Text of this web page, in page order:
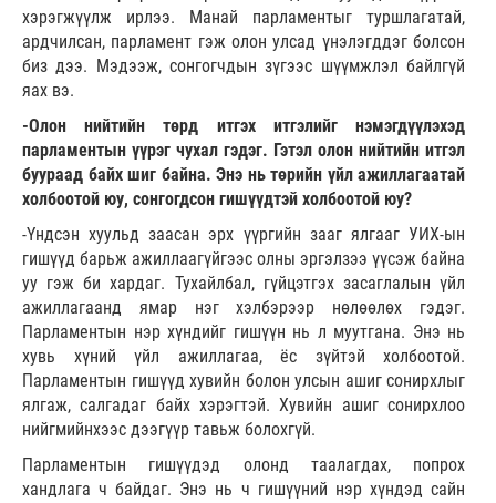
хэрэгжүүлж ирлээ. Манай парламентыг туршлагатай,
ардчилсан, парламент гэж олон улсад үнэлэгддэг болсон
биз дээ. Мэдээж, сонгогчдын зүгээс шүүмжлэл байлгүй
яах вэ.
-Олон нийтийн төрд итгэх итгэлийг нэмэгдүүлэхэд
парламентын үүрэг чухал гэдэг. Гэтэл олон нийтийн итгэл
буураад байх шиг байна. Энэ нь төрийн үйл ажиллагаатай
холбоотой юу, сонгогдсон гишүүдтэй холбоотой юу?
-Үндсэн хуульд заасан эрх үүргийн зааг ялгааг УИХ-ын
гишүүд барьж ажиллаагүйгээс олны эргэлзээ үүсэж байна
уу гэж би хардаг. Тухайлбал, гүйцэтгэх засаглалын үйл
ажиллагаанд ямар нэг хэлбэрээр нөлөөлөх гэдэг.
Парламентын нэр хүндийг гишүүн нь л муутгана. Энэ нь
хувь хүний үйл ажиллагаа, ёс зүйтэй холбоотой.
Парламентын гишүүд хувийн болон улсын ашиг сонирхлыг
ялгаж, салгадаг байх хэрэгтэй. Хувийн ашиг сонирхлоо
нийгмийнхээс дээгүүр тавьж болохгүй.
Парламентын гишүүдэд олонд таалагдах, попрох
хандлага ч байдаг. Энэ нь ч гишүүний нэр хүндэд сайн